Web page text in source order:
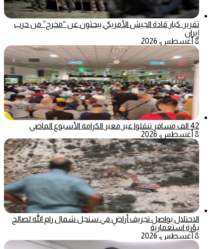
تقرير: كبار قادة الجيش الأمريكي يبحثون عن “مخرج” من حرب
إيران
8 أغسطس، 2026
42 الف مسافر تنقلوا عبر معبر الكرامة الأسبوع الماضي
8 أغسطس، 2026
الاحتلال يواصل تجريف أراضٍ في سنجل شمال رام الله لصالح
بؤرة استعمارية
8 أغسطس، 2026